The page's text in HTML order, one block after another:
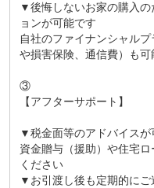
▼後悔しないお家の購入の
ョンが可能です
自社のファイナンシャル
や損害保険、通信費）も可
③
【アフターサポート】
▼税金面等のアドバイスが
資金贈与（援助）や住宅
ください
▼お引渡し後も定期的にご